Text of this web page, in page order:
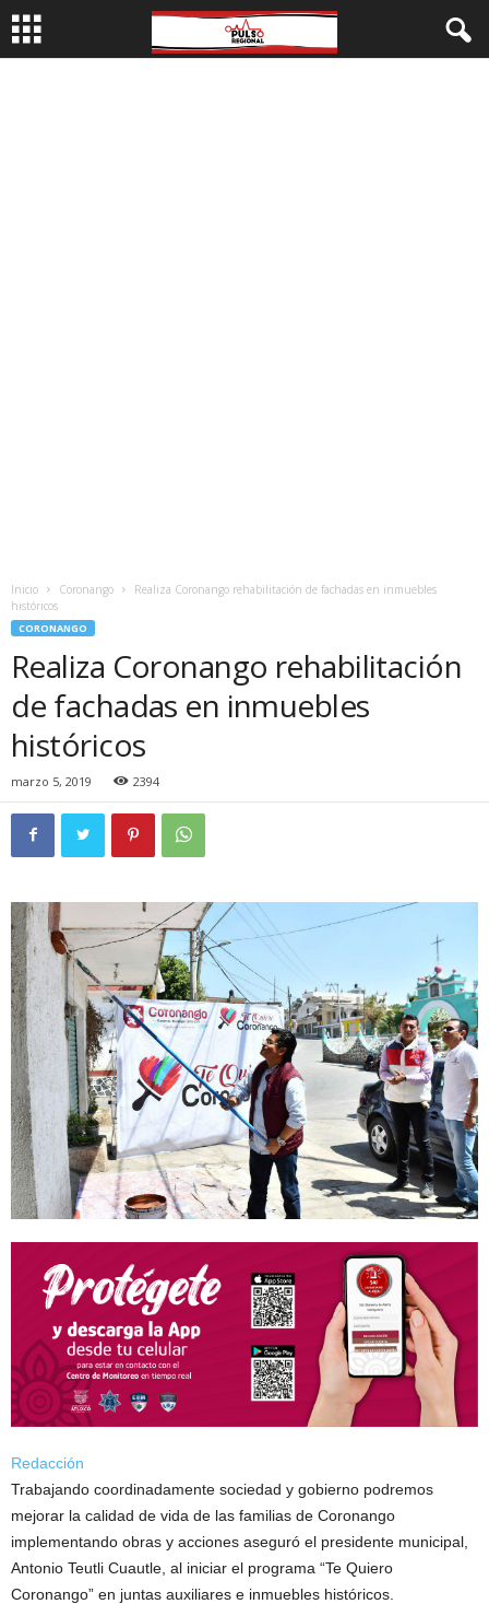
Inicio Coronango
Realiza Coronango rehabilitación de fachadas en inmuebles
históricos
CORONANGO
Realiza Coronango rehabilitación
de fachadas en inmuebles
históricos
marzo 5, 2019 2394
Redacción
Trabajando coordinadamente sociedad y gobierno podremos
mejorar la calidad de vida de las familias de Coronango
implementando obras y acciones aseguró el presidente municipal,
Antonio Teutli Cuautle, al iniciar el programa “Te Quiero
Coronango” en juntas auxiliares e inmuebles históricos.